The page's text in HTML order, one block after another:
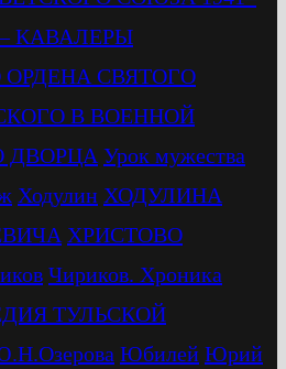
КАВАЛЕРЫ
СВЯТОГО
В ВОЕННОЙ
ДВОРЦА Урок мужества
Ходулин ХОДУЛИНА
ХРИСТОВО
Чириков. Хроника
ТУЛЬСКОЙ
Юбилей Юрий